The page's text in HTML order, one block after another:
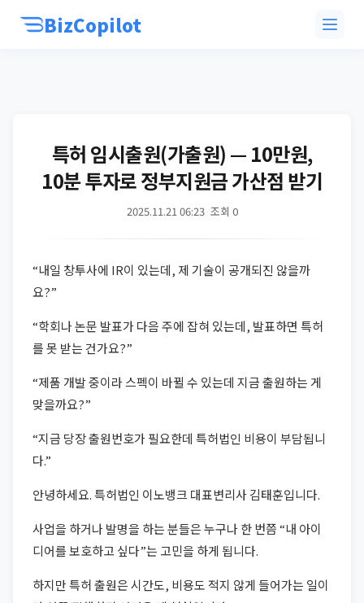
BizCopilot
특허 임시출원(가출원) — 10만원,
10분 투자로 정부지원금 가산점 받기
2025.11.21 06:23·조회 0
“내일 창투사에 IR이 있는데, 제 기술이 공개되진 않을까
요?”
“학회나 논문 발표가 다음 주에 잡혀 있는데, 발표하면 특허
를 못 받는 건가요?”
“제품 개발 중이라 스펙이 바뀔 수 있는데 지금 출원하는 게
맞을까요?”
“지금 당장 출원번호가 필요한데 특허법인 비용이 부담됩니
다.”
안녕하세요. 특허법인 이노뱅크 대표변리사 김태훈입니다.
사업을 하거나 발명을 하는 분들은 누구나 한 번쯤 “내 아이
디어를 보호하고 싶다”는 고민을 하게 됩니다.
하지만 특허 출원은 시간도, 비용도 적지 않게 들어가는 일이